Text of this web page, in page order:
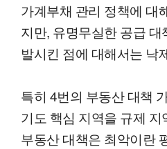
가계부채 관리 정책에 대
지만, 유명무실한 공급
발시킨 점에 대해서는 낙
특히 4번의 부동산 대책
기도 핵심 지역을 규제 지
부동산 대책은 최악이란